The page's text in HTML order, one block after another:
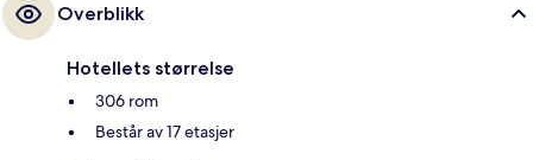
Overblikk
Hotellets størrelse
306 rom
Består av 17 etasjer